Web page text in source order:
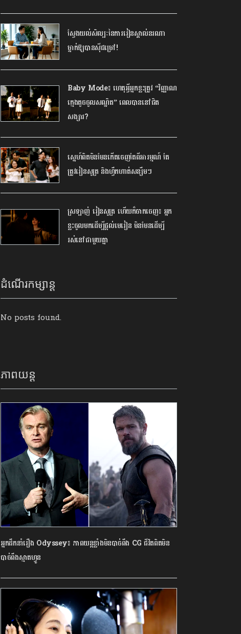
ស្វែងយល់សិល្បៈនៃការរៀនស្គាល់នរណា
ម្នាក់ឱ្យបានស៊ីជម្រៅ!
Baby Mode៖ ហេតុអ្វីអ្នកខ្លះត្រូវ “វិញ្ញាណ
ក្មេងតូចចូលសណ្ឋិត” ពេលបាននៅជិត
សង្សារ?
ស្នេហ៍ពិតមិនមែនកើតចេញតែពីអារម្មណ៍ តែ
ត្រូវរៀនសូត្រ និងហ្វឹកហាត់សន្សឹមៗ
ស្រឡាញ់ រៀនសូត្រ ហើយក៏ចាកចេញ៖ អ្នក
ខ្លះចូលមកដើម្បីផ្ដល់មេរៀន មិនមែនដើម្បី
រស់នៅជាមួយគ្នា
ដំណើរកម្សាន្ត
No posts found.
ភាពយន្ត
អ្នកដឹកនាំរឿង Odyssey៖ ភាពយន្តខ្លាំងមិនបាច់ពឹង CG ជីវិតពិតមិន
បាច់ពឹងស្មាតហ្វូន